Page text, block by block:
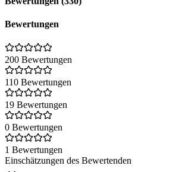
Bewertungen
200 Bewertungen
110 Bewertungen
19 Bewertungen
0 Bewertungen
1 Bewertungen
Einschätzungen des Bewertenden